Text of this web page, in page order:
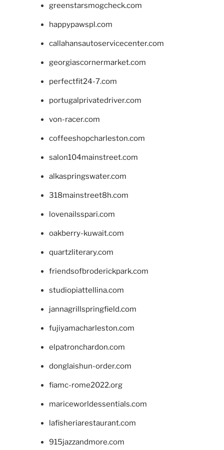
greenstarsmogcheck.com
happypawspl.com
callahansautoservicecenter.com
georgiascornermarket.com
perfectfit24-7.com
portugalprivatedriver.com
von-racer.com
coffeeshopcharleston.com
salon104mainstreet.com
alkaspringswater.com
318mainstreet8h.com
lovenailsspari.com
oakberry-kuwait.com
quartzliterary.com
friendsofbroderickpark.com
studiopiattellina.com
jannagrillspringfield.com
fujiyamacharleston.com
elpatronchardon.com
donglaishun-order.com
fiamc-rome2022.org
mariceworldessentials.com
lafisheriarestaurant.com
915jazzandmore.com